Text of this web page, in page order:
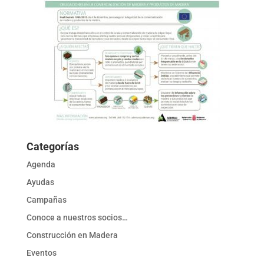
Categorías
Agenda
Ayudas
Campañas
Conoce a nuestros socios…
Construcción en Madera
Eventos